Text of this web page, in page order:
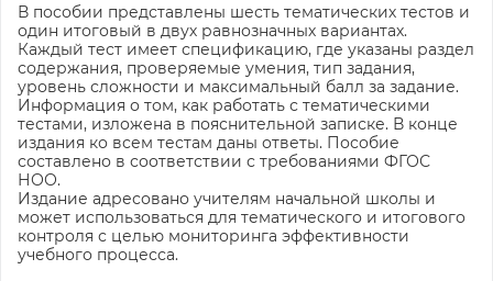
В пособии представлены шесть тематических тестов и
один итоговый в двух равнозначных вариантах.
Каждый тест имеет спецификацию, где указаны раздел
содержания, проверяемые умения, тип задания,
уровень сложности и максимальный балл за задание.
Информация о том, как работать с тематическими
тестами, изложена в пояснительной записке. В конце
издания ко всем тестам даны ответы. Пособие
составлено в соответствии с требованиями ФГОС
НОО.
Издание адресовано учителям начальной школы и
может использоваться для тематического и итогового
контроля с целью мониторинга эффективности
учебного процесса.